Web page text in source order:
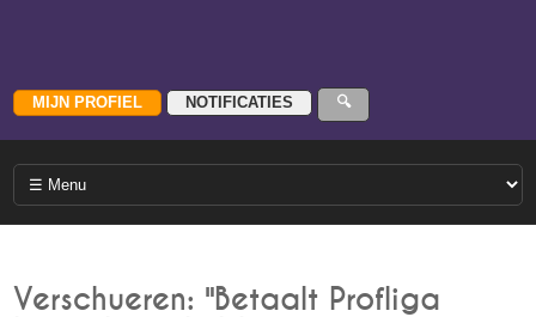
Verschueren: "Betaalt Profliga